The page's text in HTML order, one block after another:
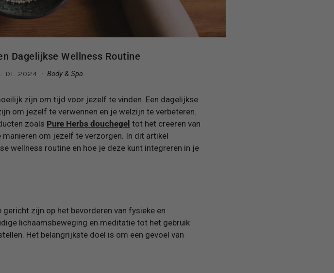
Dagelijkse Wellness Routine
DE 2024 · Body & Spa
zijn om tijd voor jezelf te vinden. Een dagelijkse
om jezelf te verwennen en je welzijn te verbeteren.
zoals Pure Herbs douchegel tot het creëren van
manieren om jezelf te verzorgen. In dit artikel
wellness routine en hoe je deze kunt integreren in je
zijn op het bevorderen van fysieke en
lichaamsbeweging en meditatie tot het gebruik
Het belangrijkste doel is om een gevoel van